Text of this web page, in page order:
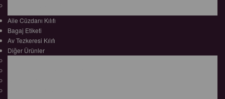
Aile Cüzdanı Kılıfı
Bagaj Etiketi
Av Tezkeresi Kılıfı
Diğer Ürünler